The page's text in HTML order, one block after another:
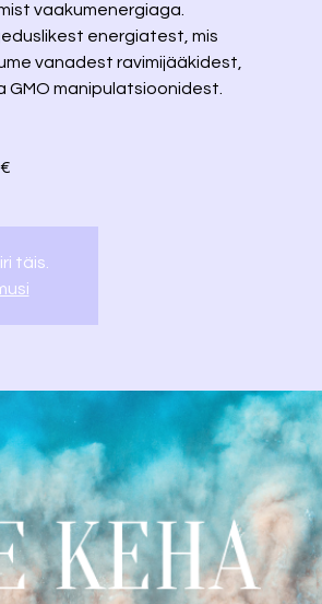
vaakumenergiaga.
energiatest, mis
vanadest ravimijääkidest,
manipulatsioonidest.
täis.